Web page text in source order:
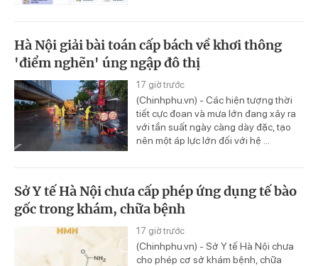
Hà Nội giải bài toán cấp bách về khơi thông
'điểm nghẽn' úng ngập đô thị
17 giờ trước
(Chinhphu.vn) - Các hiện tượng thời
tiết cực đoan và mưa lớn đang xảy ra
với tần suất ngày càng dày đặc, tạo
nên một áp lực lớn đối với hệ ...
Sở Y tế Hà Nội chưa cấp phép ứng dụng tế bào
gốc trong khám, chữa bệnh
17 giờ trước
(Chinhphu.vn) - Sở Y tế Hà Nội chưa
cho phép cơ sở khám bệnh, chữa